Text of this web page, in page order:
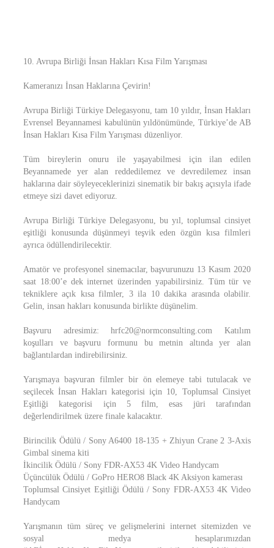
10. Avrupa Birliği İnsan Hakları Kısa Film Yarışması
Kameranızı İnsan Haklarına Çevirin!
Avrupa Birliği Türkiye Delegasyonu, tam 10 yıldır, İnsan Hakları
Evrensel Beyannamesi kabulünün yıldönümünde, Türkiye’de AB
İnsan Hakları Kısa Film Yarışması düzenliyor.
Tüm bireylerin onuru ile yaşayabilmesi için ilan edilen
Beyannamede yer alan reddedilemez ve devredilemez insan
haklarına dair söyleyeceklerinizi sinematik bir bakış açısıyla ifade
etmeye sizi davet ediyoruz.
Avrupa Birliği Türkiye Delegasyonu, bu yıl, toplumsal cinsiyet
eşitliği konusunda düşünmeyi teşvik eden özgün kısa filmleri
ayrıca ödüllendirilecektir.
Amatör ve profesyonel sinemacılar, başvurunuzu 13 Kasım 2020
saat 18:00’e dek internet üzerinden yapabilirsiniz. Tüm tür ve
tekniklere açık kısa filmler, 3 ila 10 dakika arasında olabilir.
Gelin, insan hakları konusunda birlikte düşünelim.
Başvuru adresimiz: hrfc20@normconsulting.com Katılım
koşulları ve başvuru formunu bu metnin altında yer alan
bağlantılardan indirebilirsiniz.
Yarışmaya başvuran filmler bir ön elemeye tabi tutulacak ve
seçilecek İnsan Hakları kategorisi için 10, Toplumsal Cinsiyet
Eşitliği kategorisi için 5 film, esas jüri tarafından
değerlendirilmek üzere finale kalacaktır.
Birincilik Ödülü / Sony A6400 18-135 + Zhiyun Crane 2 3-Axis
Gimbal sinema kiti
İkincilik Ödülü / Sony FDR-AX53 4K Video Handycam
Üçüncülük Ödülü / GoPro HERO8 Black 4K Aksiyon kamerası
Toplumsal Cinsiyet Eşitliği Ödülü / Sony FDR-AX53 4K Video
Handycam
Yarışmanın tüm süreç ve gelişmelerini internet sitemizden ve
sosyal medya hesaplarımızdan